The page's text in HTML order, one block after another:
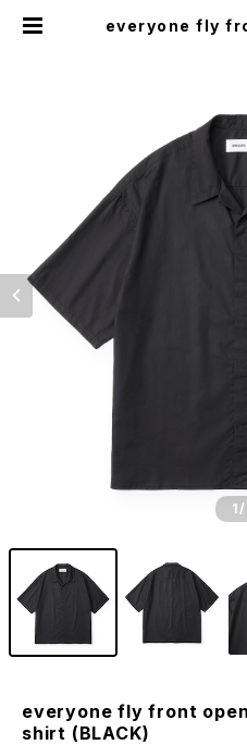
everyone fly
1/
everyone fly front
shirt (BLACK)